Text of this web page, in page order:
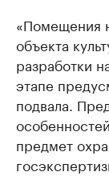
«Помещения
объекта
разработки
этапе
подвала.
предмет